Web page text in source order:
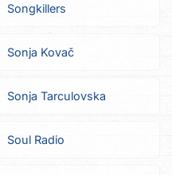
Songkillers
Sonja Kovač
Sonja Tarculovska
Soul Radio